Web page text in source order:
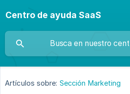
Centro de ayuda SaaS
Artículos sobre: Sección Marketing